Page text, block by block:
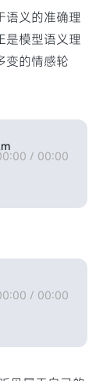
语义的准确理
模型语义理
变的情感轮
/ 00:00
/ 00:00